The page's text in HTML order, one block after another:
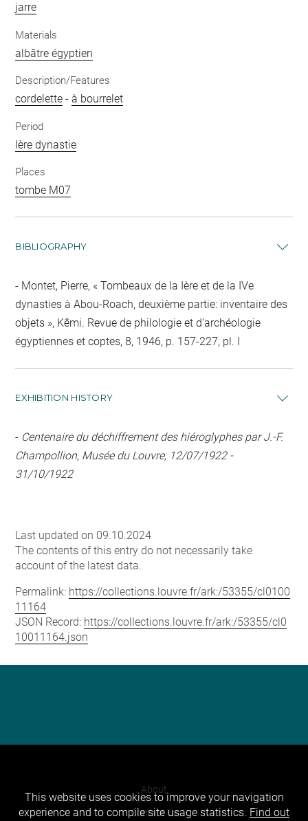
jarre
Materials
albâtre égyptien
Description/Features
cordelette -à bourrelet
Period
Ière dynastie
Places
tombe M07
BIBLIOGRAPHY
Montet, Pierre, « Tombeaux de la Ière et de la IVe
dynasties à Abou-Roach, deuxième partie: inventaire des
objets », Kêmi. Revue de philologie et d'archéologie
égyptiennes et coptes, 8, 1946, p. 157-227, pl. I
EXHIBITION HISTORY
- Centenaire du déchiffrement des hiéroglyphes par J.-F.
Champollion, Musée du Louvre, 12/07/1922 -
31/10/1922
Last updated on 09.10.2024
The contents of this entry do not necessarily take
account of the latest data.
Permalink: https://collections.louvre.fr/ark:/53355/cl0100
11164
JSON Record: https://collections.louvre.fr/ark:/53355/cl0
10011164.json
About
Contact Us
This website uses cookies to improve your navigation
experience and to compile site usage statistics. Find out